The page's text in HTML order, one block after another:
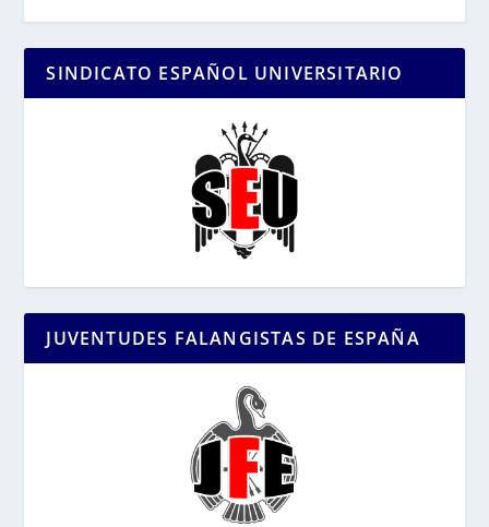
SINDICATO ESPAÑOL UNIVERSITARIO
JUVENTUDES FALANGISTAS DE ESPAÑA